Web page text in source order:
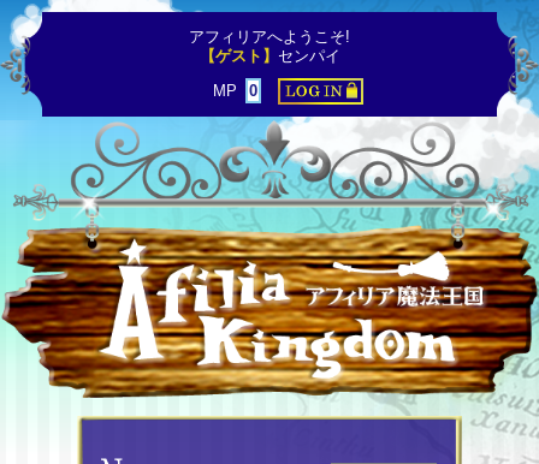
アフィリアへようこそ!
【ゲスト】 センパイ
MP
0